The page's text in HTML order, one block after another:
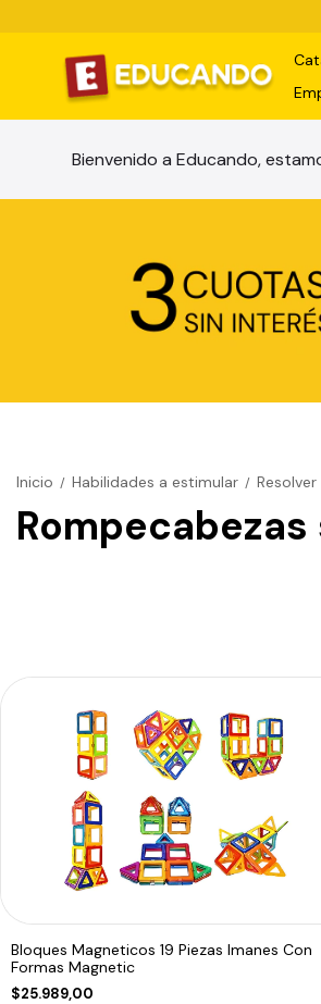
Bienvenido a Educando,
Inicio / Habilidades a estimular /
Bloques Magneticos 19 Piezas Imanes Con
Formas Magnetic
$25.989,00